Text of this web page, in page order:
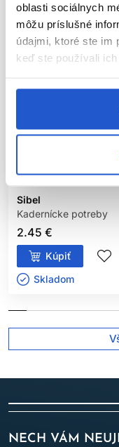
oblasti sociálnych
môžu príslušné
údajmi, ktoré ste im
keď ste používali ich
Sibel Nylon výplň do
Sibel
Kadernícke potreby
2.45 €
Kúpiť
Skladom ㅤ
NECH VÁM